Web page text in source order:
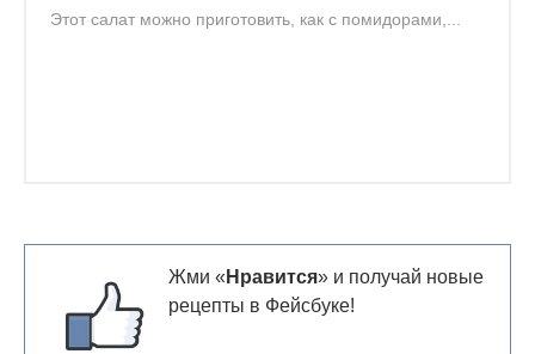
Этот салат можно приготовить, как с помидорами,...
Жми « Нравится» и получай новые
рецепты в Фейсбуке!